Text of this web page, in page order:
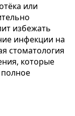
или
избежать
инфекции на
стоматология
которые